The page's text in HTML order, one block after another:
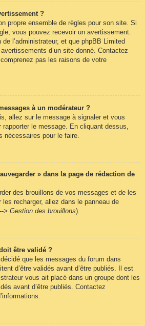
?
propre ensemble de règles pour son site. Si
vous pouvez recevoir un avertissement.
de l’administrateur, et que phpBB Limited
d’un site donné. Contactez
pas les raisons de votre
à un modérateur ?
allez sur le message à signaler et vous
le message. En cliquant dessus,
nécessaires pour le faire.
» dans la page de rédaction de
des brouillons de vos messages et de les
recharger, allez dans le panneau de
> Gestion des brouillons).
être validé ?
que les messages du forum dans
d’être validés avant d’être publiés. Il est
vous ait placé dans un groupe dont les
avant d’être publiés. Contactez